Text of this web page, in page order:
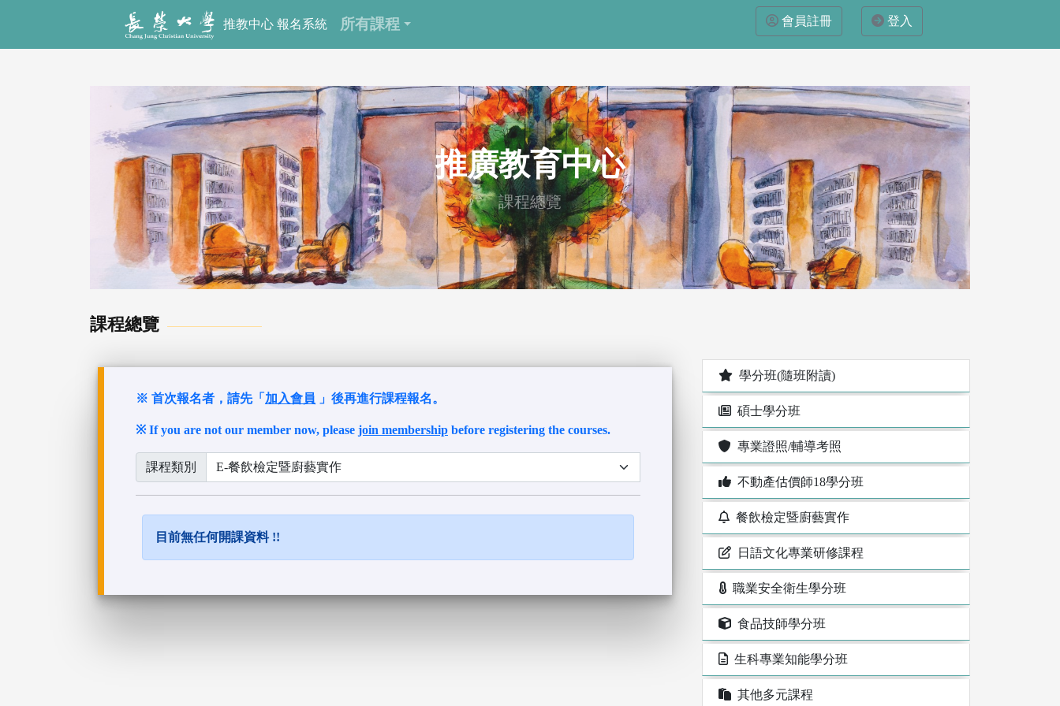
推教中心 報名系統 所有課程 會員註冊 登入
推廣教育中心
課程總覽
課程總覽
學分班(隨班附讀)
碩士學分班
專業證照/輔導考照
不動產估價師18學分班
餐飲檢定暨廚藝實作
日語文化專業研修課程
職業安全衛生學分班
食品技師學分班
生科專業知能學分班
其他多元課程
※ 首次報名者，請先「 加入會員 」後再進行課程報名。
※ If you are not our member now, please join membership before registering the courses.
課程類別
目前無任何開課資料 !!